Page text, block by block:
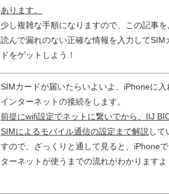
あります。
少し複雑な手順になりますので、この記事を
読んで漏れのない正確な情報を入力してSIM
ドをゲットしよう！
SIMカードが届いたらいよいよ、iPhoneに入
インターネットの接続をします。
前提にwifi設定でネットに繋いでから、IIJ
SIMによるモバイル通信の設定まで解説 して
すので、ざっくりと通して見ると、iPhone
ターネットが使うまでの流れがわかりますよ